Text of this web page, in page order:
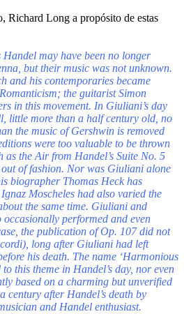
Richard Long a propósito de estas
Handel may have been no longer
but their music was not unknown.
and his contemporaries became
the guitarist Simon
in this movement. In Giuliani’s day
little more than a half century old, no
the music of Gershwin is removed
were too valuable to be thrown
as the Air from Handel’s Suite No. 5
of fashion. Nor was Giuliani alone
biographer Thomas Heck has
Moscheles had also varied the
the same time. Giuliani and
occasionally performed and even
the publication of Op. 107 did not
long after Giuliani had left
his death. The name ‘Harmonious
this theme in Handel’s day, nor even
based on a charming but unverified
century after Handel’s death by
and Handel enthusiast.